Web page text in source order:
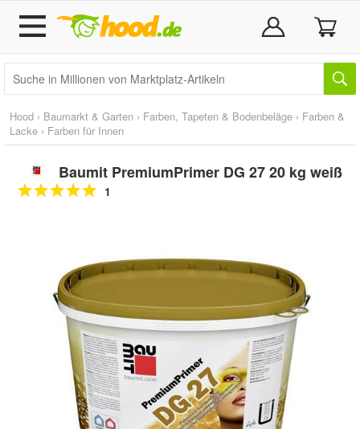
Hood › Baumarkt & Garten › Farben, Tapeten & Bodenbeläge › Farben &
Lacke › Farben für Innen
Baumit PremiumPrimer DG 27 20 kg weiß
1